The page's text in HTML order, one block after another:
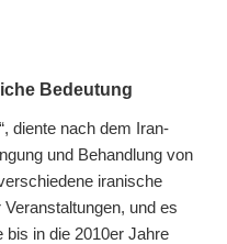
Bedeutung
diente nach dem Iran-
und Behandlung von
iranische
und es
bis in die 2010er Jahre